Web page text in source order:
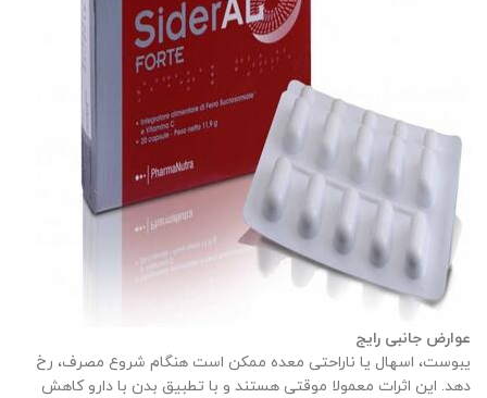
عوارض جانبی رایج
یبوست، اسهال یا ناراحتی معده ممکن است هنگام شروع مصرف، رخ
دهد. این اثرات معمولا موقتی هستند و با تطبیق بدن با دارو کاهش